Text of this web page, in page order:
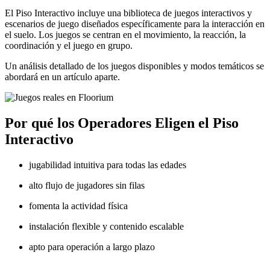
El Piso Interactivo incluye una biblioteca de juegos interactivos y
escenarios de juego diseñados específicamente para la interacción en
el suelo. Los juegos se centran en el movimiento, la reacción, la
coordinación y el juego en grupo.
Un análisis detallado de los juegos disponibles y modos temáticos se
abordará en un artículo aparte.
Por qué los Operadores Eligen el Piso
Interactivo
jugabilidad intuitiva para todas las edades
alto flujo de jugadores sin filas
fomenta la actividad física
instalación flexible y contenido escalable
apto para operación a largo plazo